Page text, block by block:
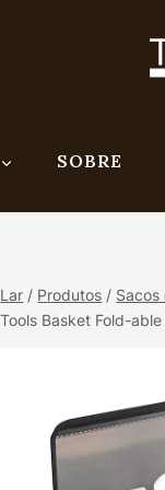
SOBRE
Lar / Produtos / Sacos
Tools Basket Fold-